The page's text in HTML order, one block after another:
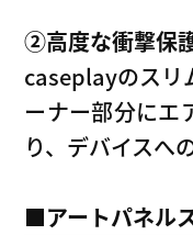
②高度な衝撃保
caseplayのスリ
ーナー部分にエ
り、デバイスへ
■アートパネル